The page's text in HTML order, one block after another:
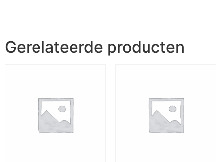
Gerelateerde producten